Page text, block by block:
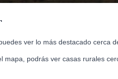
ver lo más destacado cerca
mapa, podrás ver casas rurales